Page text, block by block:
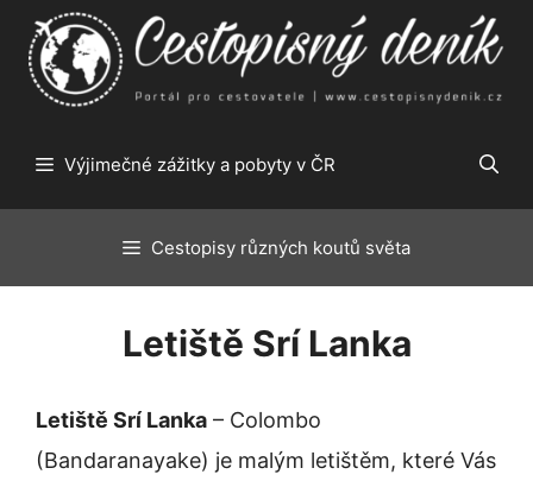
Přeskočit
obsah
Výjimečné zážitky a pobyty v ČR
Cestopisy různých koutů světa
Letiště Srí Lanka
Letiště Srí Lanka – Colombo
(Bandaranayake) je malým letištěm, které Vás